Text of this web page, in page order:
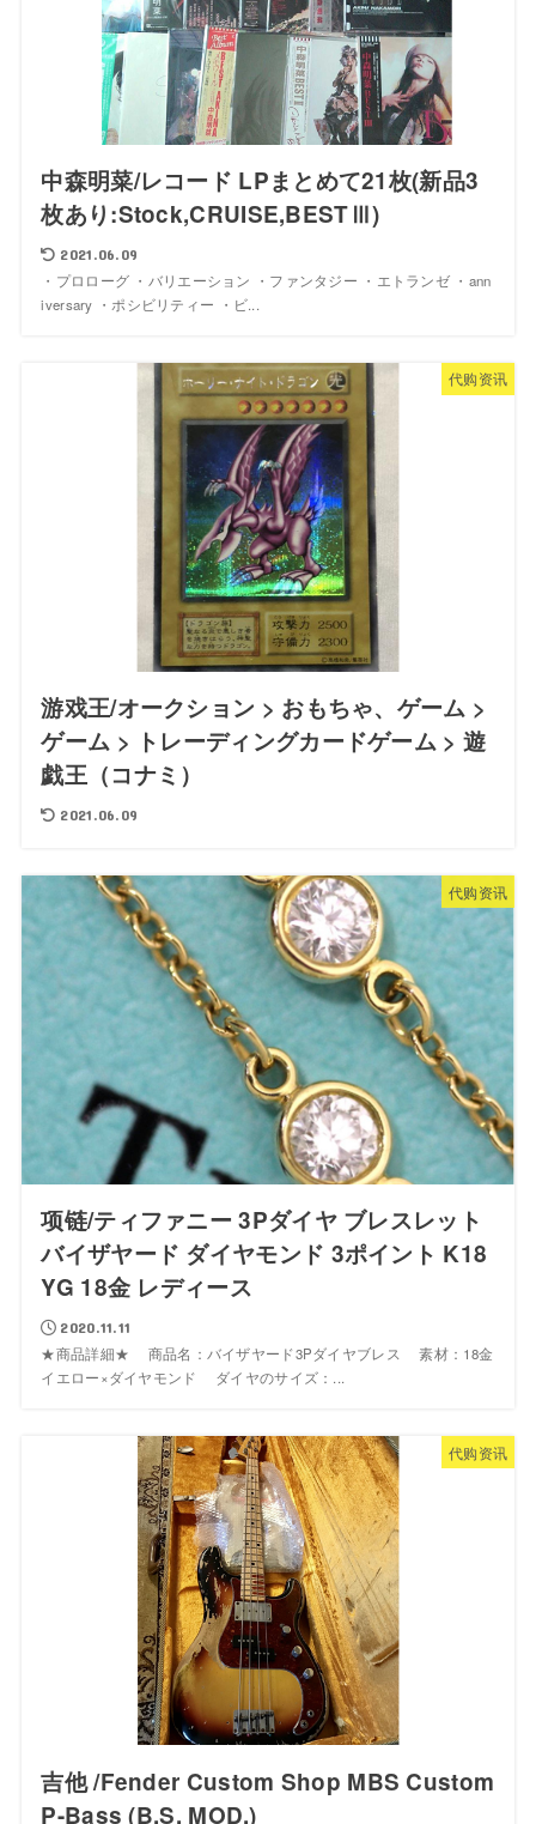
中森明菜/レコード LPまとめて21枚(新品3
枚あり:Stock,CRUISE,BESTⅢ)
2021.06.09
・プロローグ ・バリエーション ・ファンタジー ・エトランゼ ・ann
iversary ・ポシビリティー ・ビ...
代购资讯
游戏王/オークション > おもちゃ、ゲーム >
ゲーム > トレーディングカードゲーム > 遊
戯王（コナミ）
2021.06.09
代购资讯
项链/ティファニー 3Pダイヤ ブレスレット
バイザヤード ダイヤモンド 3ポイント K18
YG 18金 レディース
2020.11.11
★商品詳細★ 商品名：バイザヤード3Pダイヤブレス 素材：18金
イエロー×ダイヤモンド ダイヤのサイズ：...
代购资讯
吉他 /Fender Custom Shop MBS Custom
P-Bass (B.S. MOD.)